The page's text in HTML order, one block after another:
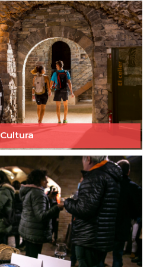
Cultura